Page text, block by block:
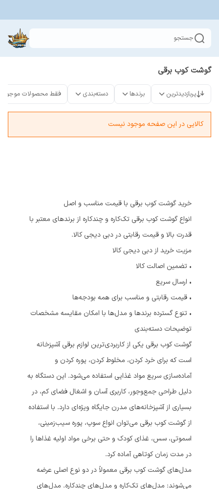
جستجو
گوشت کوب برقی
پربازدیدترین برندها دسته‌بندی فقط محصولات موجود
کالایی در این صفحه موجود نیست
خرید گوشت کوب برقی با قیمت مناسب و اصل
انواع گوشت کوب برقی تک‌کاره و چندکاره از برندهای معتبر با
قدرت بالا و قیمت رقابتی در دبی دیجی کالا.
مزیت خرید از دبی دیجی کالا
• تضمین اصالت کالا
• ارسال سریع
• قیمت رقابتی و مناسب برای همه بودجه‌ها
• تنوع گسترده برندها و مدل‌ها با امکان مقایسه مشخصات
توضیحات دسته‌بندی
گوشت کوب برقی یکی از کاربردی‌ترین لوازم برقی آشپزخانه
است که برای خرد کردن، مخلوط کردن، پوره کردن و
آماده‌سازی سریع مواد غذایی استفاده می‌شود. این دستگاه به
دلیل طراحی جمع‌وجور، کاربری آسان و اشغال فضای کم، در
بسیاری از آشپزخانه‌های مدرن جایگاه ویژه‌ای دارد. با استفاده
از گوشت کوب برقی می‌توان انواع سوپ، پوره سیب‌زمینی،
اسموتی، سس، غذای کودک و حتی برخی مواد اولیه غذاها را
در مدت زمان کوتاهی آماده کرد.
مدل‌های گوشت کوب برقی معمولاً در دو نوع اصلی عرضه
می‌شوند: مدل‌های تک‌کاره و مدل‌های چندکاره. مدل‌های